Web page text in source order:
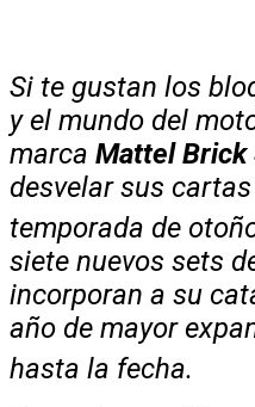
Si te gustan los
y el mundo del
marca Mattel Brick
desvelar sus
temporada de
siete nuevos sets
incorporan a su
año de mayor
hasta la fecha.